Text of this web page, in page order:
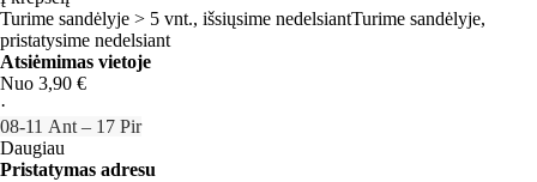
Turime sandėlyje > 5 vnt., išsiųsime nedelsiantTurime sandėlyje,
pristatysime nedelsiant
Atsiėmimas vietoje
Nuo 3,90 €
·
08‑11 Ant – 17 Pir
Daugiau
Pristatymas adresu